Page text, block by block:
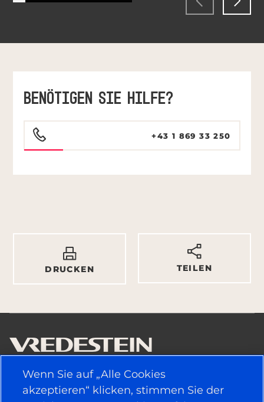
BENÖTIGEN SIE HILFE?
+43 1 869 33 250
DRUCKEN TEILEN
NÜTZLICHE LINKS
Wenn Sie auf „Alle Cookies
akzeptieren“ klicken, stimmen Sie der